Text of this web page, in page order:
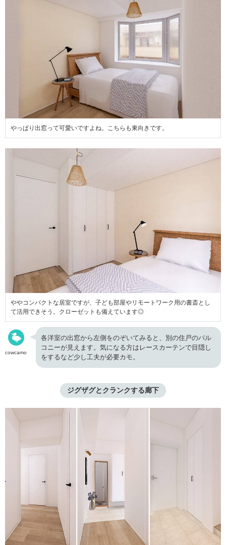
やっぱり出窓って可愛いですよね。こちらも東向きです。
ややコンパクトな居室ですが、子ども部屋やリモートワーク用の書斎とし
て活用できそう。クローゼットも備えています◎
cowcamo
各洋室の出窓から左側をのぞいてみると、別の住戸のバル
コニーが見えます。気になる方はレースカーテンで目隠し
をするなど少し工夫が必要カモ。
ジグザグとクランクする廊下